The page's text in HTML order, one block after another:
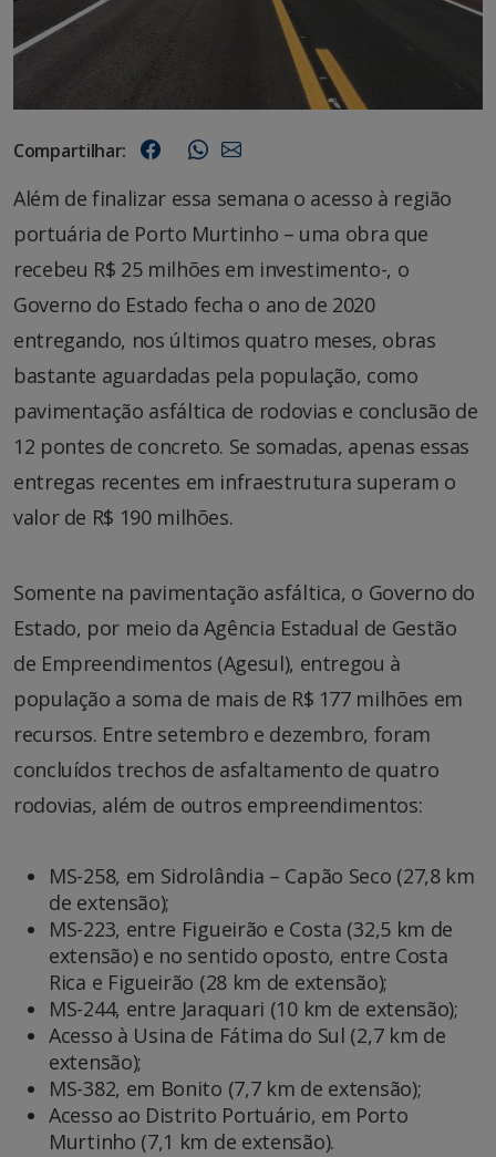
Compartilhar:
Além de finalizar essa semana o acesso à região
portuária de Porto Murtinho – uma obra que
recebeu R$ 25 milhões em investimento-, o
Governo do Estado fecha o ano de 2020
entregando, nos últimos quatro meses, obras
bastante aguardadas pela população, como
pavimentação asfáltica de rodovias e conclusão de
12 pontes de concreto. Se somadas, apenas essas
entregas recentes em infraestrutura superam o
valor de R$ 190 milhões.
Somente na pavimentação asfáltica, o Governo do
Estado, por meio da Agência Estadual de Gestão
de Empreendimentos (Agesul), entregou à
população a soma de mais de R$ 177 milhões em
recursos. Entre setembro e dezembro, foram
concluídos trechos de asfaltamento de quatro
rodovias, além de outros empreendimentos:
MS-258, em Sidrolândia – Capão Seco (27,8 km
de extensão);
MS-223, entre Figueirão e Costa (32,5 km de
extensão) e no sentido oposto, entre Costa
Rica e Figueirão (28 km de extensão);
MS-244, entre Jaraquari (10 km de extensão);
Acesso à Usina de Fátima do Sul (2,7 km de
extensão);
MS-382, em Bonito (7,7 km de extensão);
Acesso ao Distrito Portuário, em Porto
Murtinho (7,1 km de extensão).